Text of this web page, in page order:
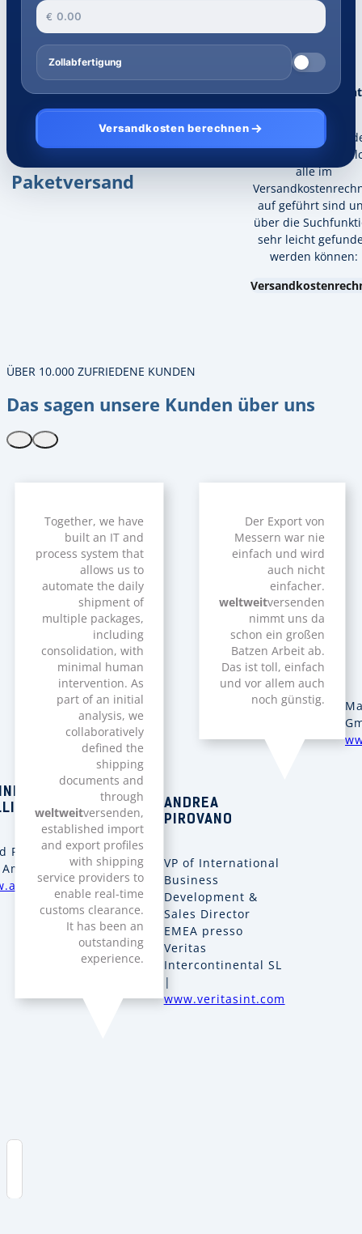
€
Zollabfertigung
Versandkosten berechnen
Beliebtesten
Länder für
Paketversand
Ihr Land ist nicht
dabei?
Insgesamt
wir in 0 Länder,
alle im
auf geführt sind
über die
sehr leicht
werden können:
ÜBER 10.000 ZUFRIEDENE KUNDEN
Das sagen unsere Kunden über uns
Prozess &
Amplid |
Together, we have
built an IT and
process system that
allows us to
automate the daily
shipment of
multiple packages,
including
consolidation, with
minimal human
intervention. As
part of an initial
analysis, we
collaboratively
defined the
shipping
documents and
through
weltweitversenden,
established import
and export profiles
with shipping
service providers to
enable real-time
customs clearance.
It has been an
outstanding
experience.
ANDREA
PIROVANO
VP of International
Business
Development &
Sales Director
EMEA presso
Veritas
Intercontinental SL
|
www.veritasint.com
Der Export von
Messern war nie
einfach und wird
auch nicht
einfacher.
weltweitversenden
nimmt uns da
schon ein großen
Batzen Arbeit ab.
Das ist toll, einfach
und vor allem auch
noch günstig.